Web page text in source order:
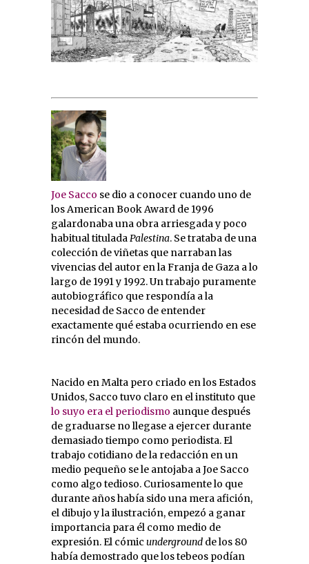
Joe Sacco se dio a conocer cuando uno de
los American Book Award de 1996
galardonaba una obra arriesgada y poco
habitual tituladaPalestina. Se trataba de una
colección de viñetas que narraban las
vivencias del autor en la Franja de Gaza a lo
largo de 1991 y 1992. Un trabajo puramente
autobiográfico que respondía a la
necesidad de Sacco de entender
exactamente qué estaba ocurriendo en ese
rincón del mundo.
Nacido en Malta pero criado en los Estados
Unidos, Sacco tuvo claro en el instituto que
lo suyo era el periodismo aunque después
de graduarse no llegase a ejercer durante
demasiado tiempo como periodista. El
trabajo cotidiano de la redacción en un
medio pequeño se le antojaba a Joe Sacco
como algo tedioso. Curiosamente lo que
durante años había sido una mera afición,
el dibujo y la ilustración, empezó a ganar
importancia para él como medio de
expresión. El cómic underground de los 80
había demostrado que los tebeos podían